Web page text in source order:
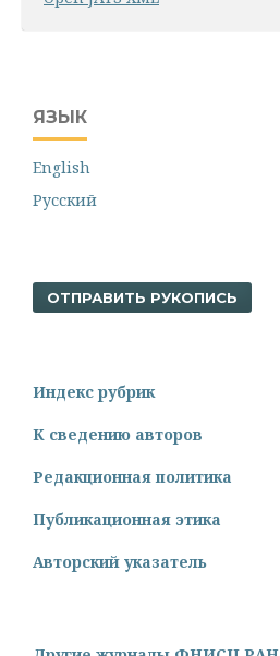
ЯЗЫК
English
Русский
ОТПРАВИТЬ РУКОПИСЬ
Индекс рубрик
К сведению авторов
Редакционная политика
Публикационная этика
Авторский указатель